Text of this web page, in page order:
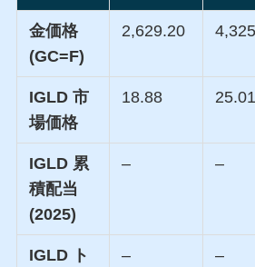
金価格
(GC=F)
2,629.20
IGLD 市
場価格
18.88 25.01
IGLD 累
積配当
(2025)
– –
IGLD ト
– –